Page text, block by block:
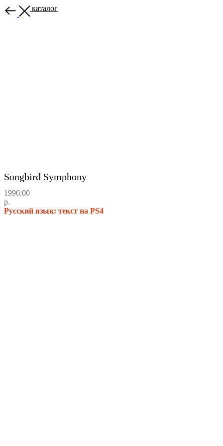
Назад в каталог
Songbird Symphony
1990,00
р.
Русский язык: текст на PS4